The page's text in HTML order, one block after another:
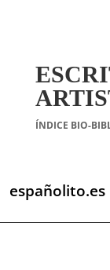
ÍNDICE BIO-
españolito.es